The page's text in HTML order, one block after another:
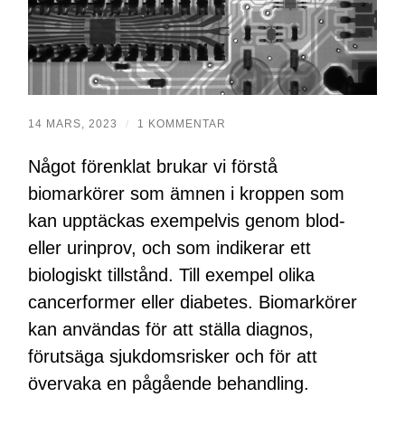
14 MARS, 2023 / 1 KOMMENTAR
Något förenklat brukar vi förstå
biomarkörer som ämnen i kroppen som
kan upptäckas exempelvis genom blod-
eller urinprov, och som indikerar ett
biologiskt tillstånd. Till exempel olika
cancerformer eller diabetes. Biomarkörer
kan användas för att ställa diagnos,
förutsäga sjukdomsrisker och för att
övervaka en pågående behandling.